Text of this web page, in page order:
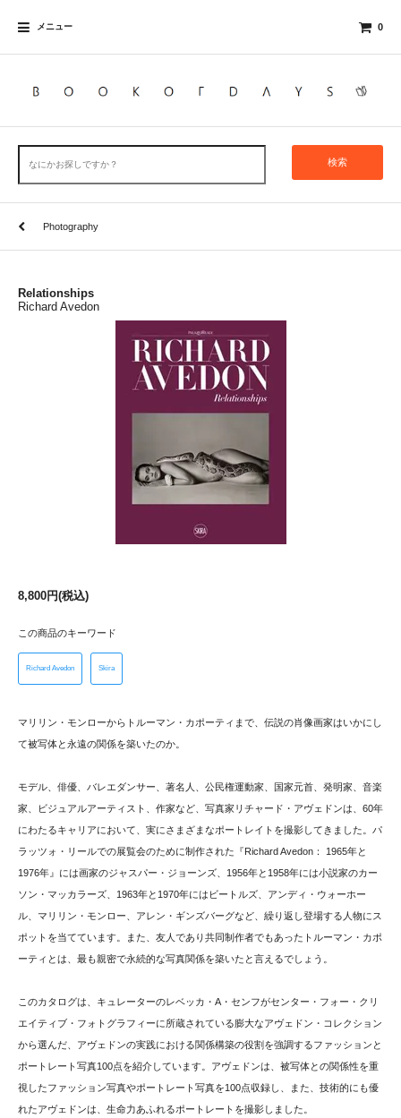
メニュー 0
検索
Photography
Relationships
Richard Avedon
8,800円(税込)
この商品のキーワード
Richard Avedon Skira
マリリン・モンローからトルーマン・カポーティまで、伝説の肖像画家はいかにし
て被写体と永遠の関係を築いたのか。
モデル、俳優、バレエダンサー、著名人、公民権運動家、国家元首、発明家、音楽
家、ビジュアルアーティスト、作家など、写真家リチャード・アヴェドンは、60年
にわたるキャリアにおいて、実にさまざまなポートレイトを撮影してきました。パ
ラッツォ・リールでの展覧会のために制作された『Richard Avedon： 1965年と
1976年』には画家のジャスパー・ジョーンズ、1956年と1958年には小説家のカー
ソン・マッカラーズ、1963年と1970年にはビートルズ、アンディ・ウォーホー
ル、マリリン・モンロー、アレン・ギンズバーグなど、繰り返し登場する人物にス
ポットを当てています。また、友人であり共同制作者でもあったトルーマン・カポ
ーティとは、最も親密で永続的な写真関係を築いたと言えるでしょう。
このカタログは、キュレーターのレベッカ・A・センフがセンター・フォー・クリ
エイティブ・フォトグラフィーに所蔵されている膨大なアヴェドン・コレクション
から選んだ、アヴェドンの実践における関係構築の役割を強調するファッションと
ポートレート写真100点を紹介しています。アヴェドンは、被写体との関係性を重
視したファッション写真やポートレート写真を100点収録し、また、技術的にも優
れたアヴェドンは、生命力あふれるポートレートを撮影しました。